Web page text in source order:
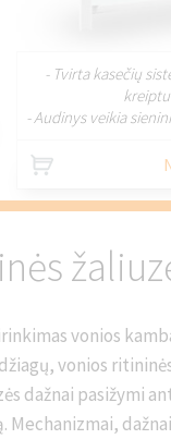
- Tvirta kasečių
- Audinys veikia
vonios
vonios
dažnai pasižymi